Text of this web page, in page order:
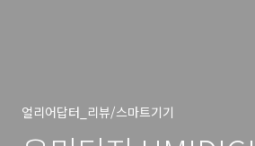
얼리어답터_리뷰/스마트기기